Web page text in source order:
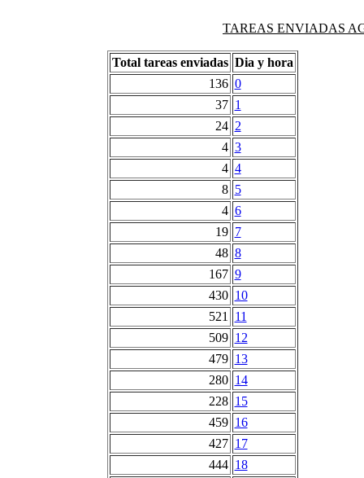
TAREAS ENVIADAS
Total tareas enviadas Dia y hora
136 0
37 1
24 2
4 3
4 4
8 5
4 6
19 7
48 8
167 9
430 10
521
11
509 12
479 13
280 14
228 15
459 16
427 17
444 18